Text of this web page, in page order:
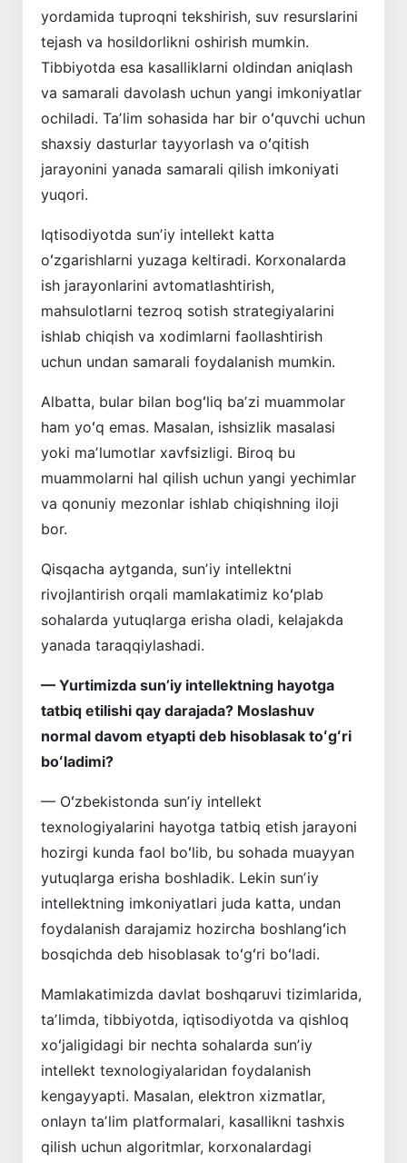
yordamida tuproqni tekshirish, suv resurslarini
tejash va hosildorlikni oshirish mumkin.
Tibbiyotda esa kasallik­larni oldindan aniqlash
va samarali davolash uchun yangi imkoniyatlar
ochiladi. Taʼlim sohasida har bir oʻquvchi uchun
shaxsiy dasturlar tayyorlash va oʻqitish
jarayonini yanada samarali qilish imkoniyati
yuqori.
Iqtisodiyotda sunʼiy intellekt katta
oʻzgarishlarni yuzaga keltiradi. Korxonalarda
ish jarayonlarini avtomatlashtirish,
mahsulotlarni tezroq sotish strategiyalarini
ishlab chiqish va xodimlarni faollashtirish
uchun undan samarali foydalanish mumkin.
Albatta, bular bilan bogʻliq baʼzi muammolar
ham yoʻq emas. Masalan, ishsizlik masalasi
yoki maʼlumotlar xavfsizligi. Biroq bu
muammolarni hal qilish uchun yangi yechimlar
va qonuniy mezonlar ishlab chiqishning iloji
bor.
Qisqacha aytganda, sunʼiy intellektni
rivojlantirish orqali mamlakatimiz koʻp­lab
sohalarda yutuqlarga erisha oladi, kelajakda
yanada taraqqiylashadi.
— Yurtimizda sunʼiy intellektning hayotga
tatbiq etilishi qay darajada? Moslashuv
normal davom etyapti deb hisob­lasak toʻgʻri
boʻladimi?
— Oʻzbekistonda sunʼiy intellekt
texnologiyalarini hayotga tatbiq etish jarayoni
hozirgi kunda faol boʻlib, bu sohada muayyan
yutuqlarga erisha boshladik. Lekin sunʼiy
intellektning imkoniyatlari juda katta, undan
foydalanish darajamiz hozircha bosh­langʻich
bosqichda deb hisoblasak toʻgʻri boʻladi.
Mamlakatimizda davlat boshqaruvi tizimlarida,
taʼlimda, tibbiyotda, iqtisodiyotda va qishloq
xoʻjaligidagi bir nechta sohalarda sunʼiy
intellekt texnologiyalaridan foydalanish
kengayyapti. Masalan, elektron xizmatlar,
onlayn taʼlim platformalari, kasallikni tashxis
qilish uchun algoritmlar, korxonalardagi